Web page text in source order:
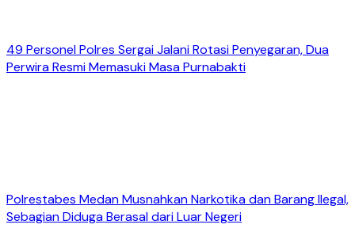
49 Personel Polres Sergai Jalani Rotasi Penyegaran, Dua
Perwira Resmi Memasuki Masa Purnabakti
Polrestabes Medan Musnahkan Narkotika dan Barang Ilegal,
Sebagian Diduga Berasal dari Luar Negeri